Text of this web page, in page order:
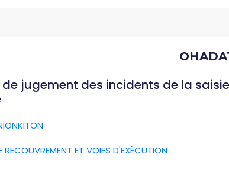
jugement des incidents de la
RECOUVREMENT ET VOIES D'EXÉCUTION